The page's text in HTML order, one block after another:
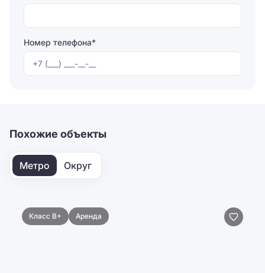
Номер телефона*
Похожие объекты
Метро Округ
Класс B+ Аренда